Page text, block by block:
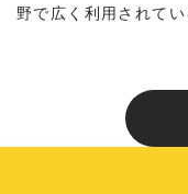
野で広く利用されてい